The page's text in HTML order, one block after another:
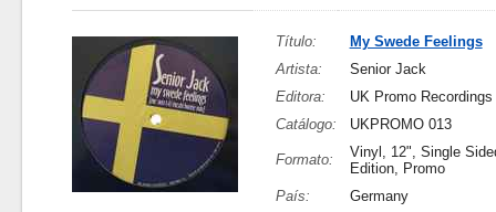
Título:
My Swede Feelings
Artista:
Senior Jack
Editora:
UK Promo Recordings
Catálogo:
UKPROMO 013
Formato:
Vinyl, 12", Single
Edition, Promo
País:
Germany